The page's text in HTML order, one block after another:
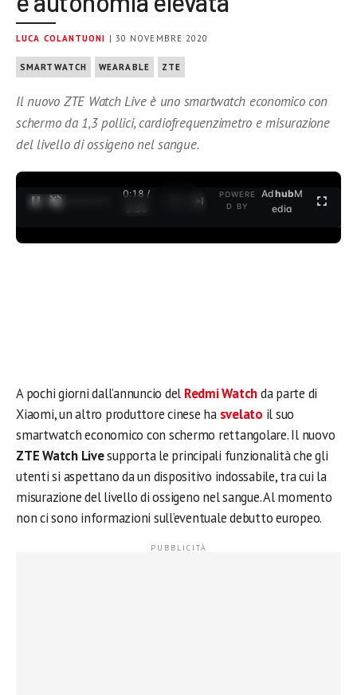
LUCA COLANTUONI | 30 NOVEMBRE 2020
SMARTWATCH WEARABLE ZTE
Il nuovo ZTE Watch Live è uno smartwatch economico con
schermo da 1,3 pollici, cardiofrequenzimetro e misurazione
del livello di ossigeno nel sangue.
0:19 /
3:35
POWERE
D BY
AdhubM
edia
A pochi giorni dall’annuncio del Redmi Watchda parte di
Xiaomi, un altro produttore cinese ha svelato il suo
smartwatch economico con schermo rettangolare. Il nuovo
ZTE Watch Livesupporta le principali funzionalità che gli
utenti si aspettano da un dispositivo indossabile, tra cui la
misurazione del livello di ossigeno nel sangue. Al momento
non ci sono informazioni sull’eventuale debutto europeo.